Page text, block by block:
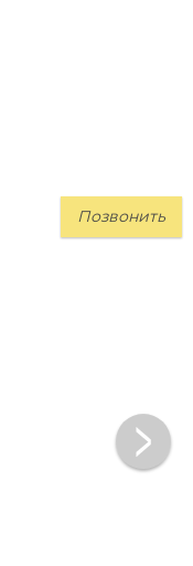
Позвонить